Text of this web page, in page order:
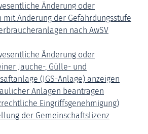
Änderung oder
mit Änderung der Gefährdungsstufe
nach AwSV
Änderung oder
Jauche-, Gülle- und
(JGS-Anlage) anzeigen
Anlagen beantragen
Eingriffsgenehmigung)
der Gemeinschaftslizenz